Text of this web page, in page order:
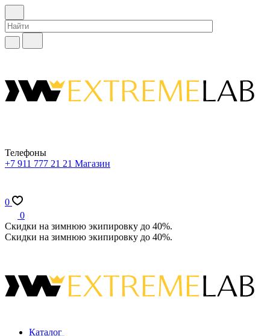
Телефоны
+7 911 777 21 21 Магазин
0
0
Скидки на зимнюю экипировку до 40%.
Скидки на зимнюю экипировку до 40%.
Каталог